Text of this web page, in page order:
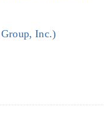
Inc.)